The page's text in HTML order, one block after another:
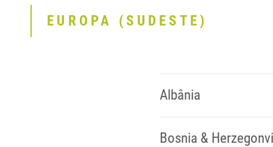
EUROPA (SUDESTE)
Albânia
Bosnia &